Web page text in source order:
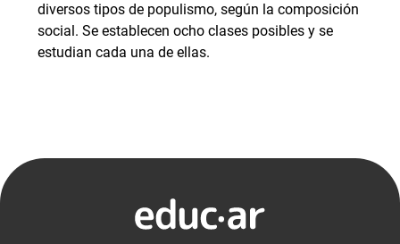
diversos tipos de populismo, según la composición
social. Se establecen ocho clases posibles y se
estudian cada una de ellas.